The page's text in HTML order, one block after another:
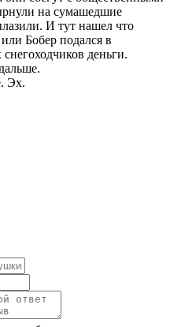
на сумашедшие
И тут нашел что
Бобер подался в
деньги.
Эх.